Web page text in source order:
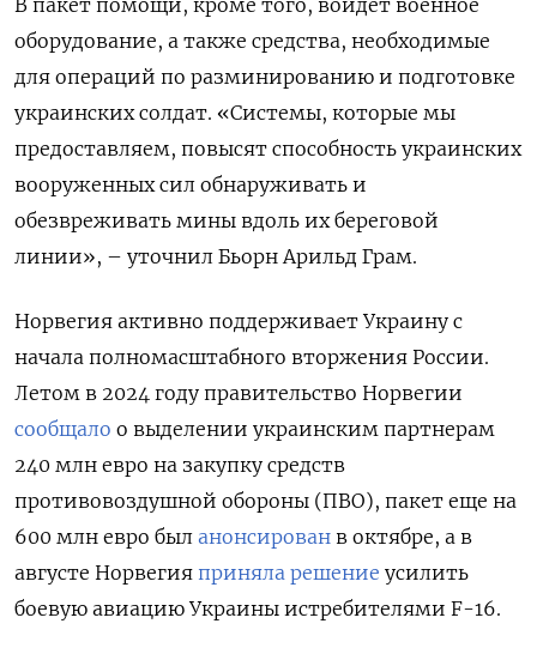
оборудование, а также средства, необходимые
для операций по разминированию и подготовке
украинских солдат. «Системы, которые мы
предоставляем, повысят способность украинских
вооруженных сил обнаруживать и
обезвреживать мины вдоль их береговой
линии», – уточнил Бьорн Арильд Грам.
Норвегия активно поддерживает Украину с
начала полномасштабного вторжения России.
Летом в 2024 году правительство Норвегии
сообщало о выделении украинским партнерам
240 млн евро на закупку средств
противовоздушной обороны (ПВО), пакет еще на
600 млн евро был анонсирован в октябре, а в
августе Норвегия приняла решение усилить
боевую авиацию Украины истребителями F-16.